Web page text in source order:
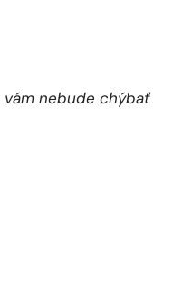
vám nebude chýbať